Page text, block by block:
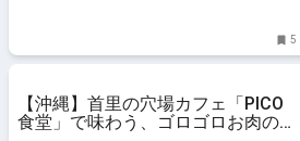
5
【沖縄】首里の穴場カフェ「PICO
食堂」で味わう、ゴロゴロお肉のタ